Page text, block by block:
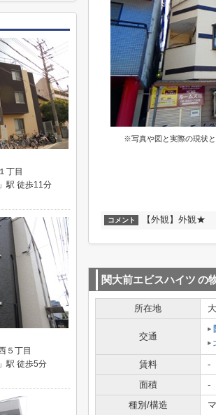
※写真や図と実際の現状
コメント 【外観】外観★
関大前エビスハイツ の
所在地
交通
賃料
-
面積
-
種別/構造
丁目
駅 徒歩11分
５丁目
駅 徒歩5分